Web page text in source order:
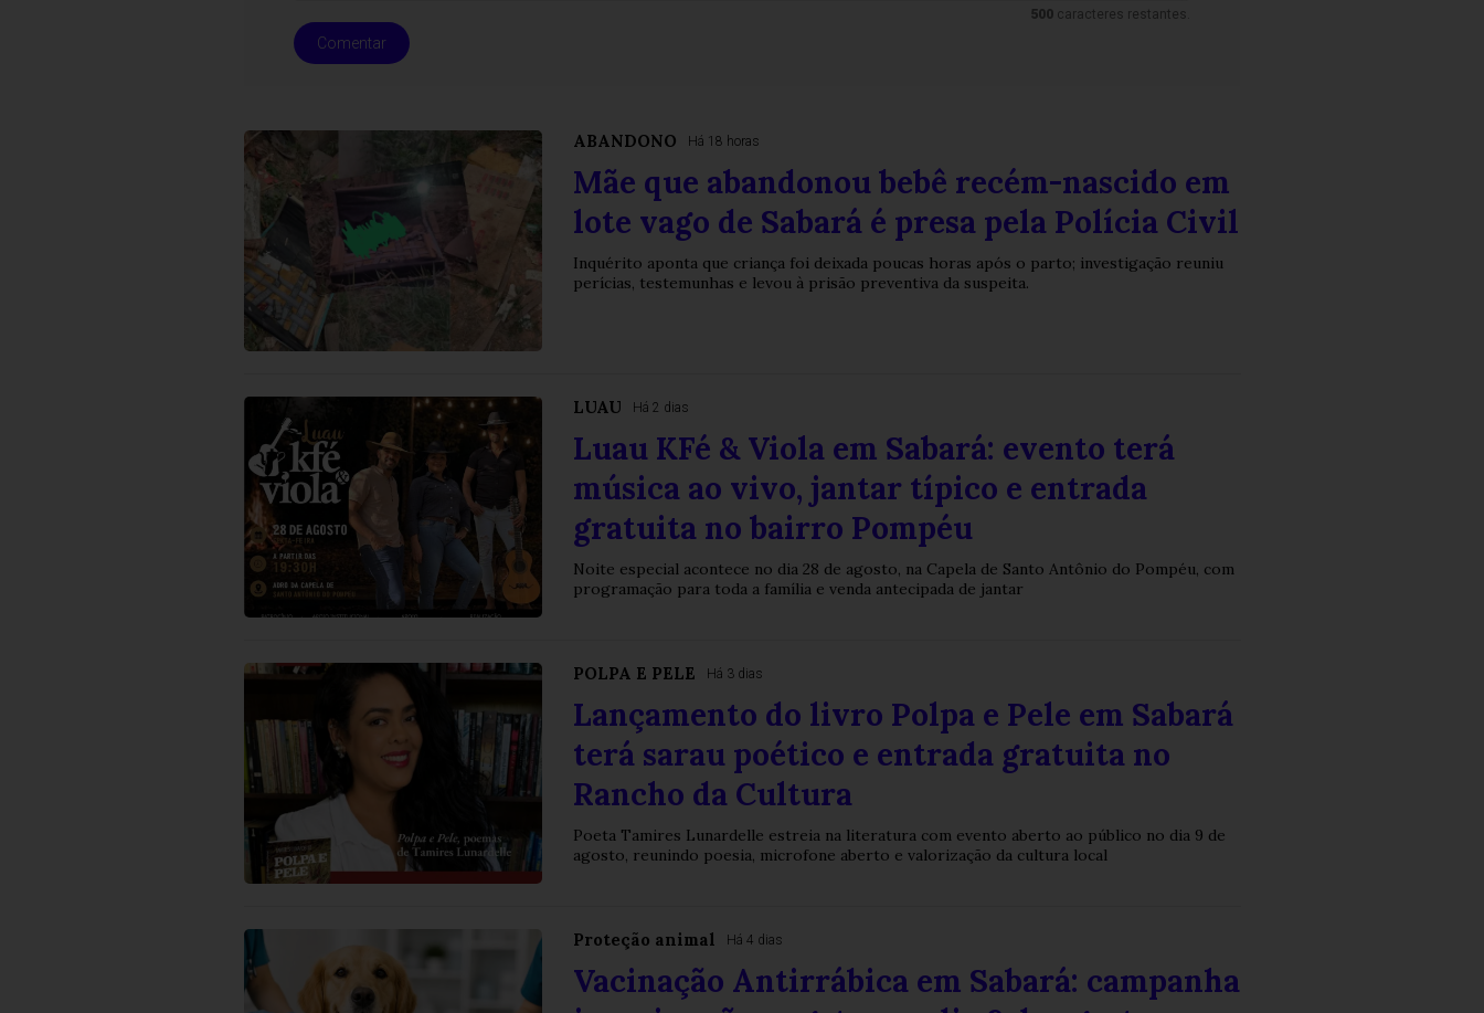
500 caracteres restantes.
Comentar
ABANDONO Há 18 horas
Mãe que abandonou bebê recém-nascido em
lote vago de Sabará é presa pela Polícia Civil
Inquérito aponta que criança foi deixada poucas horas após o parto; investigação reuniu
perícias, testemunhas e levou à prisão preventiva da suspeita.
LUAU Há 2 dias
Luau KFé & Viola em Sabará: evento terá
música ao vivo, jantar típico e entrada
gratuita no bairro Pompéu
Noite especial acontece no dia 28 de agosto, na Capela de Santo Antônio do Pompéu, com
programação para toda a família e venda antecipada de jantar
POLPA E PELE Há 3 dias
Lançamento do livro Polpa e Pele em Sabará
terá sarau poético e entrada gratuita no
Rancho da Cultura
Poeta Tamires Lunardelle estreia na literatura com evento aberto ao público no dia 9 de
agosto, reunindo poesia, microfone aberto e valorização da cultura local
Proteção animal Há 4 dias
Vacinação Antirrábica em Sabará: campanha